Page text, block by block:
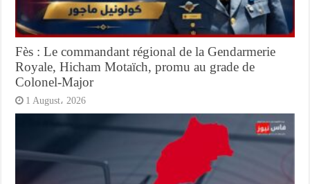
Fès : Le commandant régional de la Gendarmerie
Royale, Hicham Motaïch, promu au grade de
Colonel-Major
1 August، 2026